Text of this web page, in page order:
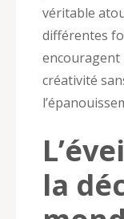
véritable
différentes
encouragent
créativité
la